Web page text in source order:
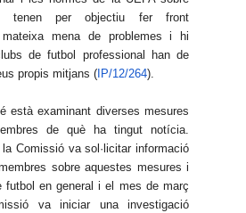
tenen per objectiu fer front
mena de problemes i hi
de futbol professional han de
propis mitjans ( IP/12/264).
està examinant diverses mesures
de què ha tingut notícia.
la Comissió va sol·licitar informació
sobre aquestes mesures i
futbol en general i el mes de març
va iniciar una investigació